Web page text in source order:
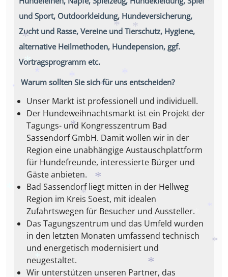
und Sport, Outdoorkleidung, Hundeversicherung,
Zucht und Rasse, Vereine und Tierschutz, Hygiene,
alternative Heilmethoden, Hundepension, ggf.
Vortragsprogramm etc.
Warum sollten Sie sich für uns entscheiden?
Unser Markt ist professionell und individuell.
Der Hundeweihnachtsmarkt ist ein Projekt der
Tagungs- und Kongresszentrum Bad
Sassendorf GmbH. Damit wollen wir in der
Region eine unabhängige Austauschplattform
für Hundefreunde, interessierte Bürger und
Gäste anbieten.
Bad Sassendorf liegt mitten in der Hellweg
Region im Kreis Soest, mit idealen
Zufahrtswegen für Besucher und Aussteller.
Das Tagungszentrum und das Umfeld wurden
in den letzten Monaten umfassend technisch
und energetisch modernisiert und
neugestaltet.
Wir unterstützen unseren Partner, das
*
*
*
*
*
*
*
*
*
*
*
*
*
*
*
*
*
*
*